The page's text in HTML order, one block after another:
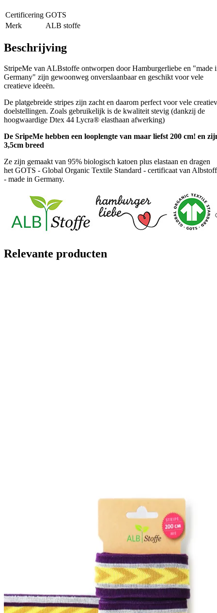
Certificering GOTS
Merk
ALB stoffe
Beschrijving
StripeMe van ALBstoffe ontworpen door Hamburgerliebe en "made
Germany" zijn gewoonweg onverslaanbaar en geschikt voor vele
creatieve ideeën.
De platgebreide stripes zijn zacht en daarom perfect voor vele
doelstellingen. Zoals gebruikelijk is de kwaliteit stevig (dankzij de
hoogwaardige Dtex 44 Lycra® elasthaan afwerking)
De SripeMe hebben een looplengte van maar liefst 200 cm! en
3,5cm breed
Ze zijn gemaakt van 95% biologisch katoen plus elastaan ​​en dragen
het GOTS - Global Organic Textile Standard - certificaat van
- made in Germany.
Relevante producten